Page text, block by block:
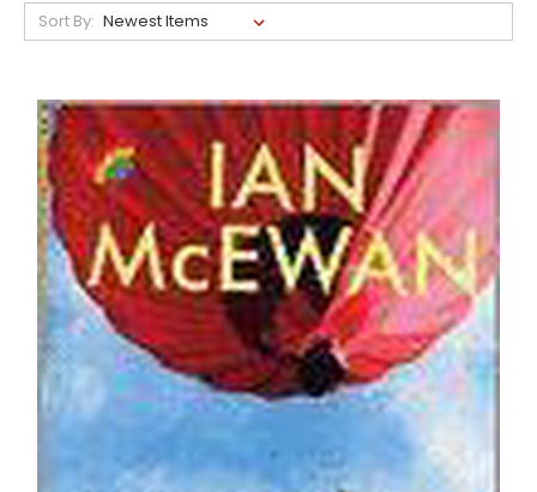
Sort By: